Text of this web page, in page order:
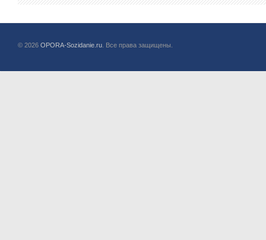
© 2026 OPORA-Sozidanie.ru . Все права защищены.